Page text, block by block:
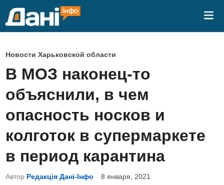
О
п
у
б
л
и
к
о
а
Новости Харьковской области
В МОЗ наконец-то
объяснили, в чем
опасность носков и
колготок в супермаркете
в период карантина
Автор Редакція Дані-Інфо 8 января, 2021